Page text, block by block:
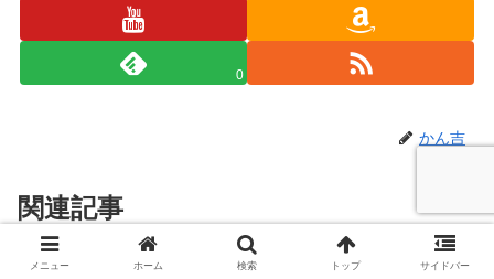
0
かん吉
関連記事
メニュー ホーム 検索 トップ サイドバー